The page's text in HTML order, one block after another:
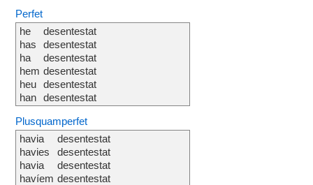
Perfet
he
has
ha
hem
heu
han
desentestat
desentestat
desentestat
desentestat
desentestat
desentestat
Plusquamperfet
havia
havies
havia
havíem
desentestat
desentestat
desentestat
desentestat